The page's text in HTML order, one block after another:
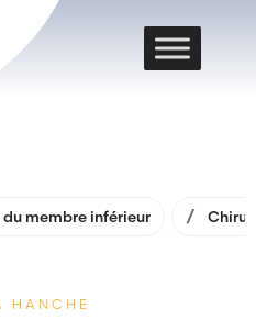
membre inférieur
HANCHE